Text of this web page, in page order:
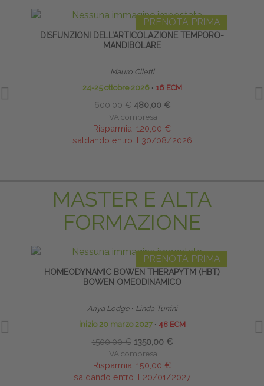
PRENOTA PRIMA
DISFUNZIONI DELL’ARTICOLAZIONE TEMPORO-
MANDIBOLARE
Mauro Ciletti
24-25 ottobre 2026 ∙ 16 ECM
600,00 € 480,00 €
IVA compresa
Risparmia: 120,00 €
saldando entro il 30/08/2026
MASTER E ALTA
FORMAZIONE
PRENOTA PRIMA
HOMEODYNAMIC BOWEN THERAPYTM (HBT)
BOWEN OMEODINAMICO
Ariya Lodge ∙ Linda Turrini
inizio 20 marzo 2027 ∙ 48 ECM
1500,00 € 1350,00 €
IVA compresa
Risparmia: 150,00 €
saldando entro il 20/01/2027